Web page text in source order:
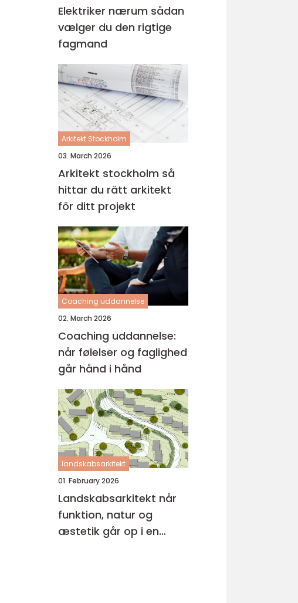
Elektriker nærum sådan
vælger du den rigtige
fagmand
Arkitekt Stockholm
03. March 2026
Arkitekt stockholm så
hittar du rätt arkitekt
för ditt projekt
Coaching uddannelse
02. March 2026
Coaching uddannelse:
når følelser og faglighed
går hånd i hånd
landskabsarkitekt
01. February 2026
Landskabsarkitekt når
funktion, natur og
æstetik går op i en